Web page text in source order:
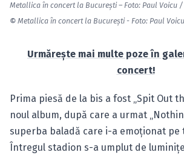
Metallica în concert la Bucureşti – Foto: Paul Voicu
© Metallica în concert la Bucureşti - Foto: Paul
Urmăreşte mai multe poze în
concert!
Prima piesă de la bis a fost „Spit Out
noul album, după care a urmat
superba baladă care i-a emoţionat pe
Întregul stadion s-a umplut de